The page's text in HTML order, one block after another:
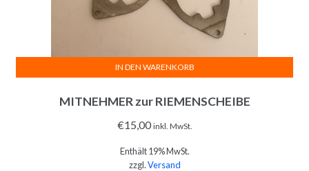
MITNEHMER zur RIEMENSCHEIBE
€15,00 inkl. MwSt.
Enthält 19% MwSt.
zzgl.Versand
IN DEN WARENKORB